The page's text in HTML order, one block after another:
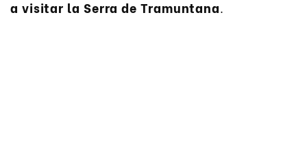
a visitar la Serra de Tramuntana.